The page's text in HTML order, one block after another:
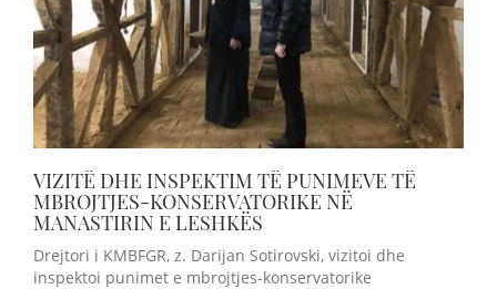
VIZITË DHE INSPEKTIM TË PUNIMEVE TË
MBROJTJES-KONSERVATORIKE NË
MANASTIRIN E LESHKËS
Drejtori i KMBFGR, z. Darijan Sotirovski, vizitoi dhe
inspektoi punimet e mbrojtjes-konservatorike